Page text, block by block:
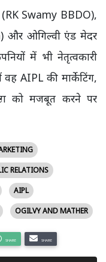
Swamy BBDO),
और ओगिल्वी एंड मेदर
में भी नेतृत्वकारी
AIPL की मार्केटिंग,
को मजबूत करने पर
RELATIONS
AIPL
OGILVY AND MATHER
SHARE SHARE